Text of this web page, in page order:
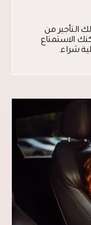
التأجير من
الاستمتاع
شراء.